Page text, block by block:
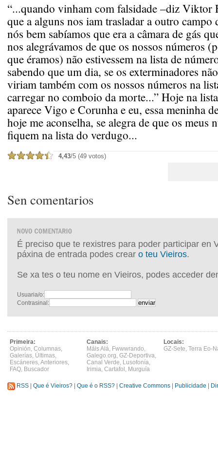
“...quando vinham com falsidade –diz Viktor
que a alguns nos iam trasladar a outro campo
nós bem sabíamos que era a câmara de gás
nos alegrávamos de que os nossos números
que éramos) não estivessem na lista de
sabendo que um dia, se os exterminadores
viriam também com os nossos números na
carregar no comboio da morte...” Hoje na
aparece Vigo e Corunha e eu, essa meninha
hoje me aconselha, se alegra de que os meus
fiquem na lista do verdugo...
4,43/5 (49 votos)
Sen comentarios
É preciso que te rexistres para poder participar en
páxina de entrada podes crear o teu Vieiros.
Se xa tes o teu nome en Vieiros, podes acceder
Usuaria/o:
Contrasinal:
Primeira:
Opinión, Columnas,
Galerías, Últimas,
Escáneres,Anteriores,
FAQ, Buscador
Canais:
Máis Alá, Fwwwrando,
Galego.org, GZ-Deportiva,
Canal Verde, Lusofonía,
Irimia, Cartafol , Murguía
Locais:
GZ-Sete, Terra Eo-
RSS Que é Vieiros? Que é o RSS? Creative Commons Publicidade